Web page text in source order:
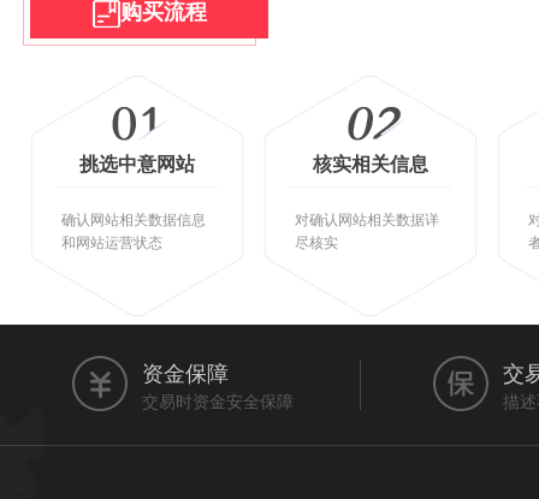
购买流程
挑选中意网站
确认网站相关数据信息
和网站运营状态
核实相关信息
对确认网站相关数据详
尽核实
资金保障
交易时资金安全保障
交
描